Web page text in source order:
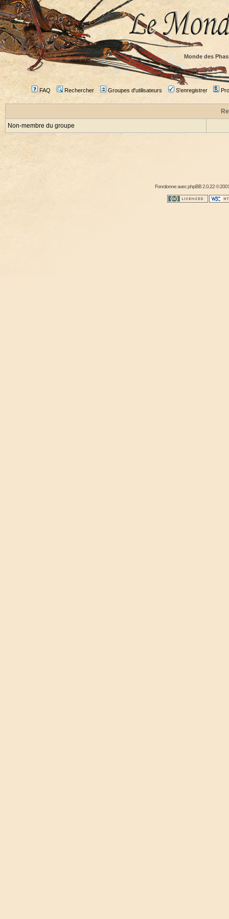
Monde des
FAQ Rechercher Groupes d'utilisateurs S'enregistrer
Non-membre du groupe
Fonctionne avecphpBB2.0.22 ©